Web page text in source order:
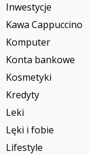
Inwestycje
Kawa Cappuccino
Komputer
Konta bankowe
Kosmetyki
Kredyty
Leki
Lęki i fobie
Lifestyle